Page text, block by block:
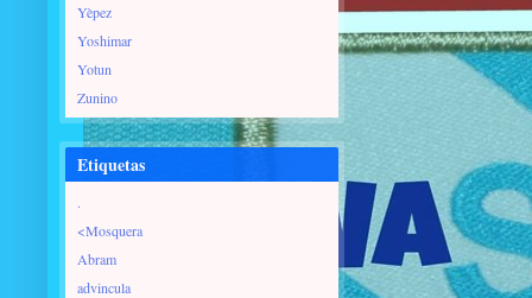
Yèpez
Yoshimar
Yotun
Zunino
Etiquetas
.
<Mosquera
Abram
advincula